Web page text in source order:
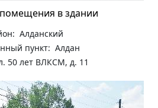
в здании
Алданский
пункт: Алдан
50 лет ВЛКСМ, д. 11